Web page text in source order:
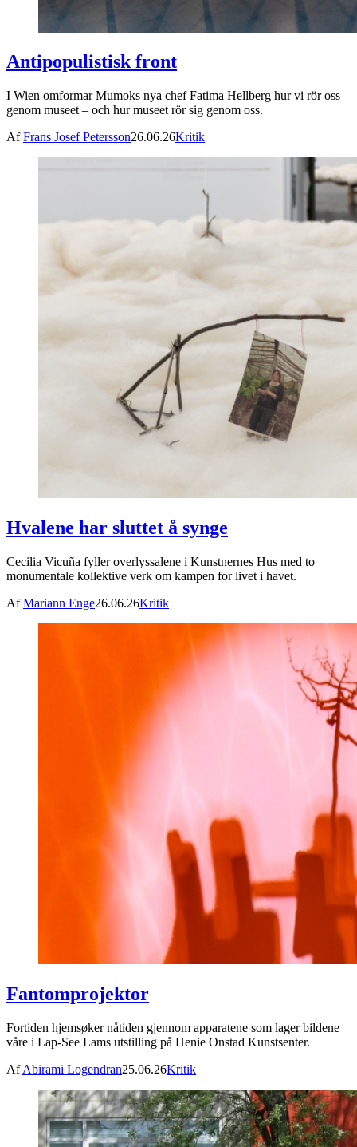
Antipopulistisk front
I Wien omformar Mumoks nya chef Fatima Hellberg hur vi rör oss
genom museet – och hur museet rör sig genom oss.
AfFrans Josef Petersson26.06.26Kritik
Hvalene har sluttet å synge
Cecilia Vicuña fyller overlyssalene i Kunstnernes Hus med to
monumentale kollektive verk om kampen for livet i havet.
AfMariann Enge26.06.26Kritik
Fantomprojektor
Fortiden hjemsøker nåtiden gjennom apparatene som lager bildene
våre i Lap-See Lams utstilling på Henie Onstad Kunstsenter.
AfAbirami Logendran25.06.26Kritik